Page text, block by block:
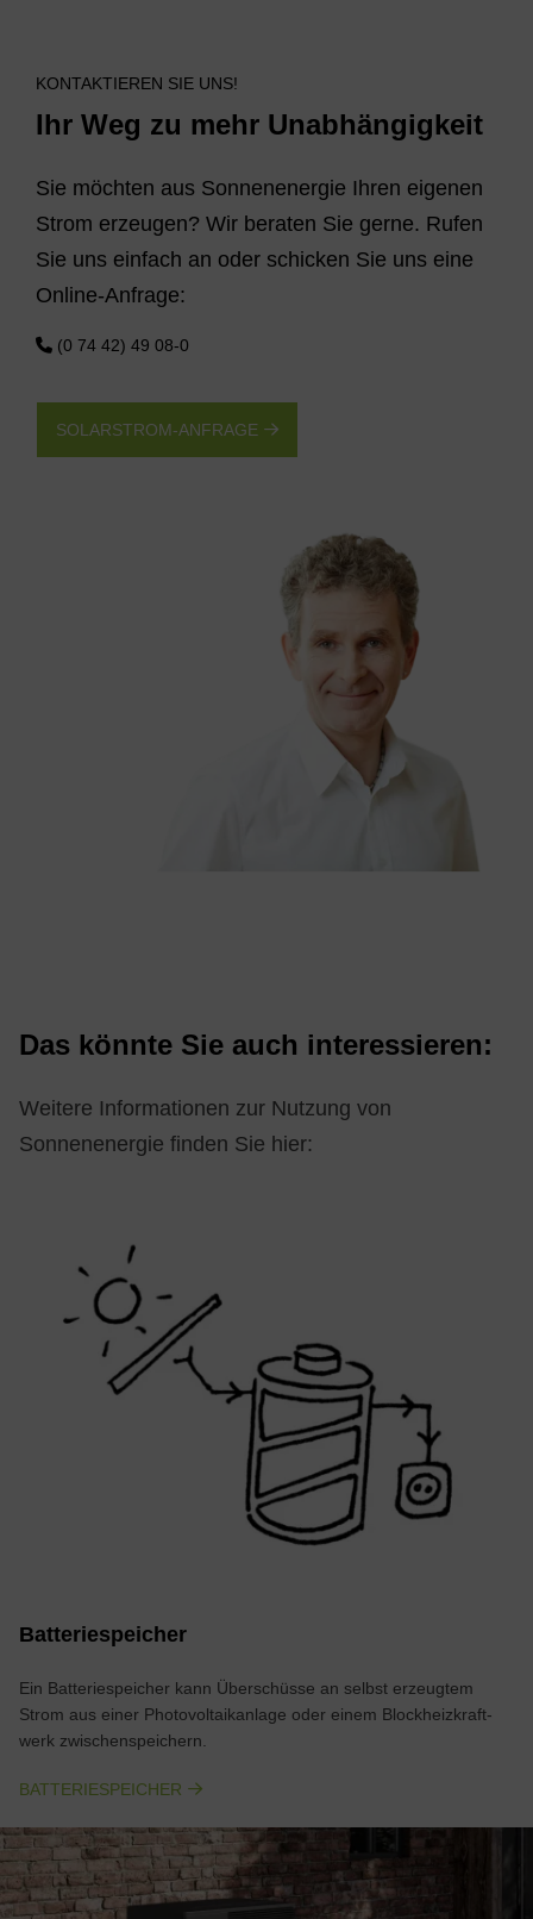
KONTAKTIEREN SIE UNS!
Ihr Weg zu mehr Unabhängigkeit
Sie möchten aus Sonnenenergie Ihren eigenen
Strom erzeugen? Wir beraten Sie gerne. Rufen
Sie uns einfach an oder schicken Sie uns eine
Online-Anfrage:
(0 74 42) 49 08-0
SOLARSTROM-ANFRAGE
Das könn­te Sie auch in­ter­es­sie­ren:
Weitere Informationen zur Nutzung von
Sonnenenergie finden Sie hier:
Batteriespeicher
Ein Batteriespeicher kann Über­schüsse an selbst er­zeug­tem
Strom aus einer Photo­voltaik­anlage oder einem Block­heiz­kraft­
werk zwischen­speichern.
BATTERIESPEICHER